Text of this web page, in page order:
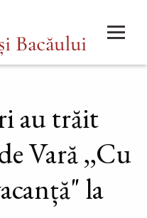
au trăit
Vară ,,Cu
la